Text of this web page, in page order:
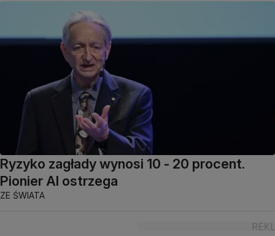
Ryzyko zagłady wynosi 10 - 20 procent.
Pionier AI ostrzega
ZE ŚWIATA